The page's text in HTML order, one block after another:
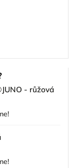
- růžová